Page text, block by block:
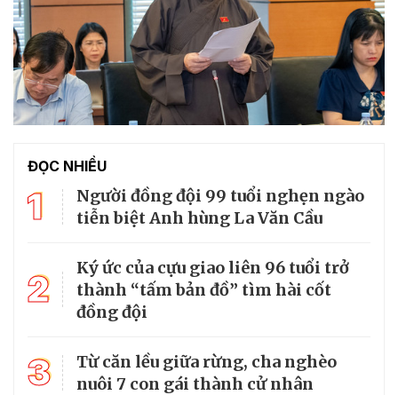
ĐỌC NHIỀU
1
Người đồng đội 99 tuổi nghẹn ngào
tiễn biệt Anh hùng La Văn Cầu
2
Ký ức của cựu giao liên 96 tuổi trở
thành “tấm bản đồ” tìm hài cốt
đồng đội
3
Từ căn lều giữa rừng, cha nghèo
nuôi 7 con gái thành cử nhân